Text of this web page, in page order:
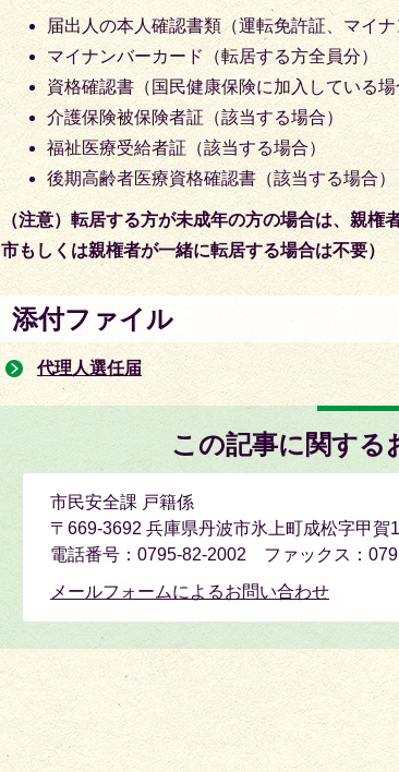
届出人の本人確認書類（運転免許証、マイ
マイナンバーカード（転居する方全員分）
資格確認書（国民健康保険に加入している場
介護保険被保険者証（該当する場合）
福祉医療受給者証（該当する場合）
後期高齢者医療資格確認書（該当する場合）
（注意）転居する方が未成年の方の場合は、親
市もしくは親権者が一緒に転居する場合は不要）
添付ファイル
代理人選任届
この記事に関する
市民安全課 戸籍係
〒669-3692 兵庫県丹波市氷上町成松字甲賀
電話番号：0795-82-2002 ファックス：
メールフォームによるお問い合わせ